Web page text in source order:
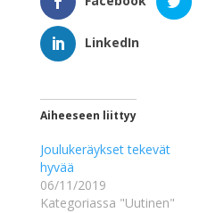
LinkedIn
Aiheeseen liittyy
Joulukeräykset tekevät
hyvää
06/11/2019
Kategoriassa "Uutinen"